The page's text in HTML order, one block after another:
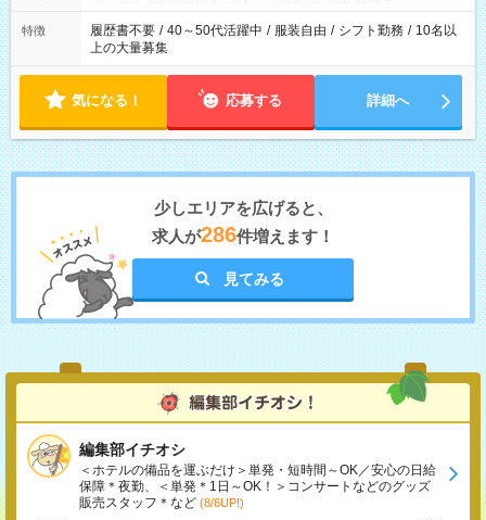
特徴 履歴書不要 / 40～50代活躍中 / 服装自由 / シフト勤務 / 10名以
上の大量募集
気になる！ 応募する 詳細へ
少しエリアを広げると、
求人が286件増えます！
見てみる
編集部イチオシ
＜ホテルの備品を運ぶだけ＞単発・短時間～OK／安心の日給
保障＊夜勤、＜単発＊1日～OK！＞コンサートなどのグッズ
販売スタッフ＊など (8/6UP!)